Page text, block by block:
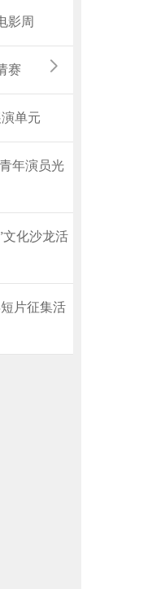
影周
赛
单元
年演员光
文化沙龙活
片征集活